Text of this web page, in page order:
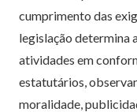
cumprimento das
legislação determina
atividades em
estatutários,
moralidade,